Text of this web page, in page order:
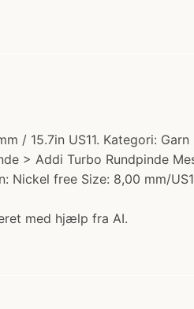
/ 15.7in US11. Kategori:
> Addi Turbo Rundpinde
Nickel free Size: 8,00 mm/
med hjælp fra AI.